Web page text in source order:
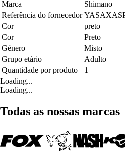
Marca
Shimano
Referência do fornecedor
Cor
preto
Cor
Preto
Género
Misto
Grupo etário
Adulto
Quantidade por produto
1
Loading...
Loading...
Todas as nossas marcas